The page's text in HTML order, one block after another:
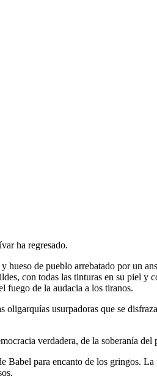
ha regresado.
de pueblo arrebatado por un
con todas las tinturas en su piel
fuego de la audacia a los tiranos.
usurpadoras que se
verdadera, de la soberanía
para encanto de los gringos.